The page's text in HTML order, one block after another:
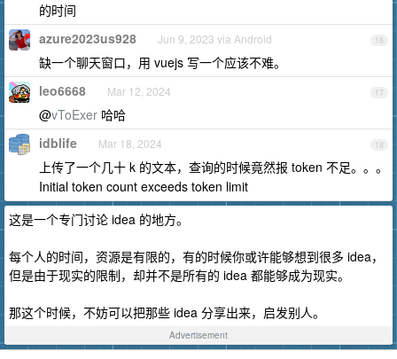
的时间
16
azure2023us928 Jun 9, 2023 via Android
缺一个聊天窗口，用 vuejs 写一个应该不难。
17
leo6668 Mar 12, 2024
@vToExer 哈哈
18
idblife Mar 18, 2024
上传了一个几十 k 的文本，查询的时候竟然报 token 不足。。。
Initial token count exceeds token limit
这是一个专门讨论 idea 的地方。
每个人的时间，资源是有限的，有的时候你或许能够想到很多 idea，
但是由于现实的限制，却并不是所有的 idea 都能够成为现实。
那这个时候，不妨可以把那些 idea 分享出来，启发别人。
Advertisement